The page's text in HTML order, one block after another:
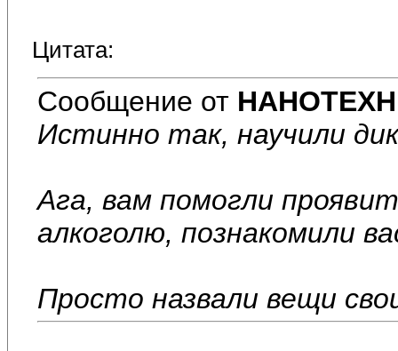
Цитата:
Сообщение от
Истинно так, научили
Ага, вам помогли
алкоголю, познакомили
Просто назвали вещи